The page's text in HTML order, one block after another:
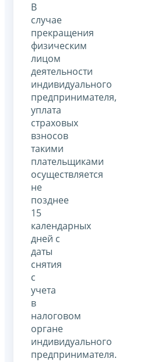
В
случае
прекращения
физическим
лицом
деятельности
индивидуального
предпринимателя,
уплата
страховых
взносов
такими
плательщиками
осуществляется
не
позднее
15
календарных
дней с
даты
снятия
с
учета
в
налоговом
органе
индивидуального
предпринимателя.